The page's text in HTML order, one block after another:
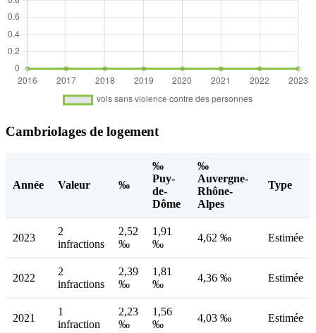
Cambriolages de logement
Année Valeur ‰
‰
Puy-
de-
Dôme
‰
Auvergne-
Rhône-
Alpes
Type
2023
2
infractions
2,52
‰
1,91
‰
4,62 ‰ Estimée
2022
2
infractions
2,39
‰
1,81
‰
4,36 ‰ Estimée
2021
1
infraction
2,23
‰
1,56
‰
4,03 ‰ Estimée